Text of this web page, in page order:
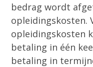
bedrag wordt
opleidingskosten.
opleidingskosten
betaling in één
betaling in